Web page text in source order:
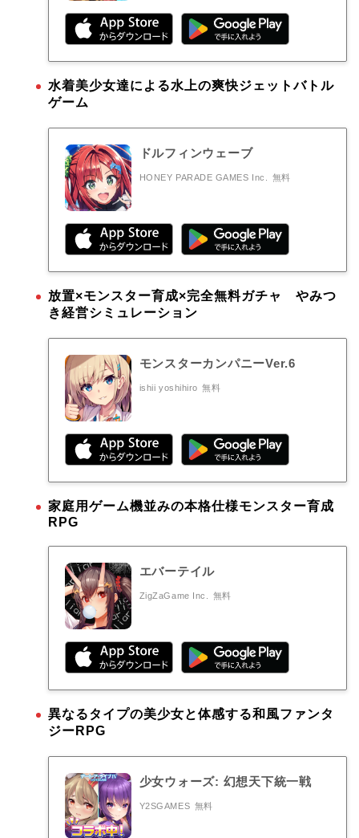
水着美少女達による水上の爽快ジェットバトル
ゲーム
ドルフィンウェーブ
HONEY PARADE GAMES Inc. 無料
放置×モンスター育成×完全無料ガチャ やみつ
き経営シミュレーション
モンスターカンパニーVer.6
ishii yoshihiro 無料
家庭用ゲーム機並みの本格仕様モンスター育成
RPG
エバーテイル
ZigZaGame Inc. 無料
異なるタイプの美少女と体感する和風ファンタ
ジーRPG
少女ウォーズ: 幻想天下統一戦
Y2SGAMES 無料